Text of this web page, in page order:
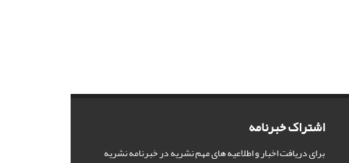
اشتراک خبرنامه
برای دریافت اخبار و اطلاعیه های مهم نشریه در خبرنامه نشریه